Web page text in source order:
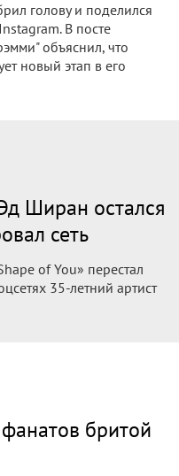
голову и поделился
В посте
объяснил, что
новый этап в его
Ширан остался
сеть
of You» перестал
35-летний артист
бритой